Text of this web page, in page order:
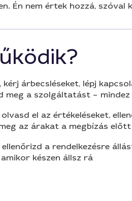
Én nem értek hozzá, szóval
árbecsléseket, lépj
meg a szolgáltatást – mindez
el az értékeléseket,
az árakat a megbízás előtt
a rendelkezésre
készen állsz rá